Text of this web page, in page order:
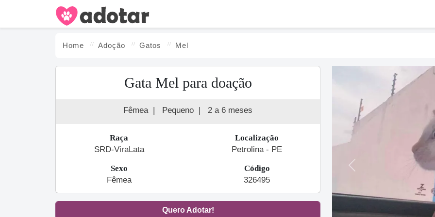
Home Adoção Gatos Mel
Gata Mel para doação
Fêmea | Pequeno | 2 a 6 meses
Raça
SRD-ViraLata
Localização
Petrolina - PE
Sexo
Fêmea
Código
326495
Quero Adotar!
Previous